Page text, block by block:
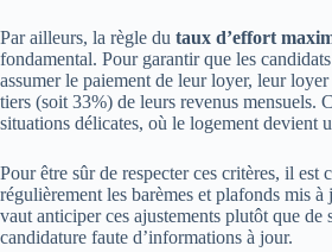
Par ailleurs, la règle du taux d’effort
fondamental. Pour garantir que les
assumer le paiement de leur loyer, leur
tiers (soit 33%) de leurs revenus mensuels.
situations délicates, où le logement devient
Pour être sûr de respecter ces critères, il est
régulièrement les barèmes et plafonds mis
vaut anticiper ces ajustements plutôt que de
candidature faute d’informations à jour.